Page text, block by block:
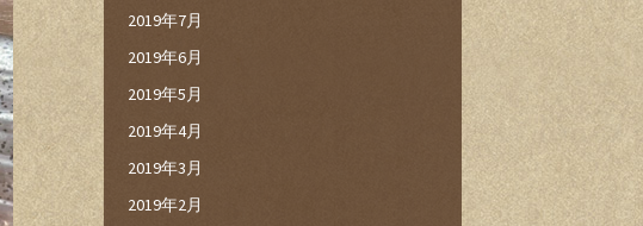
2019年7月
2019年6月
2019年5月
2019年4月
2019年3月
2019年2月